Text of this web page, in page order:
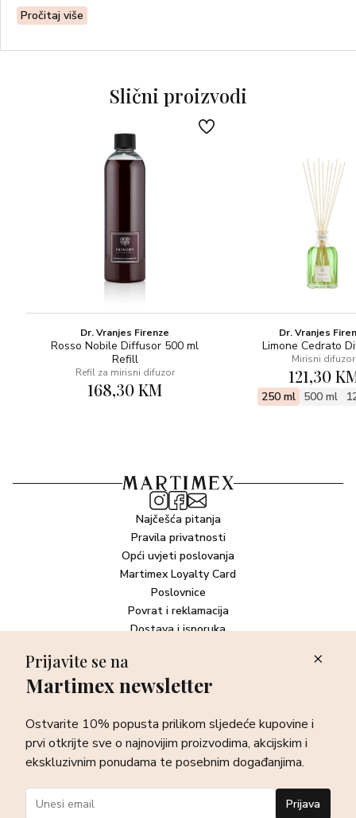
zelene vrbe.
GORNJE NOTE: Limun, Grejp, Menta
BAZNE NOTE: Cedrovina, Vetiver, Mošus
NOTE SRCA: Đumbir, Geranija
Pročitaj više
Slični proizvodi
Dr. Vranjes Firenze
Rosso Nobile Diffusor 500 ml
Refill
Refil za mirisni difuzor
168,30 KM
Dr. Vranjes
Limone Cedrato
Mirisni difuzor
121,30
250 ml 500 ml
Najčešća pitanja
Pravila privatnosti
Opći uvjeti poslovanja
Martimex Loyalty Card
Poslovnice
Povrat i reklamacija
Dostava i isporuka
Newsletter
sve o najnovijim proizvodima, akcijskim i ekskluzivnim
ponudama te posebnim događanjima.
Prijava
Prijavite se na
Martimex newsletter
Ostvarite 10% popusta prilikom sljedeće kupovine i
prvi otkrijte sve o najnovijim proizvodima, akcijskim i
ekskluzivnim ponudama te posebnim događanjima.
Prijava